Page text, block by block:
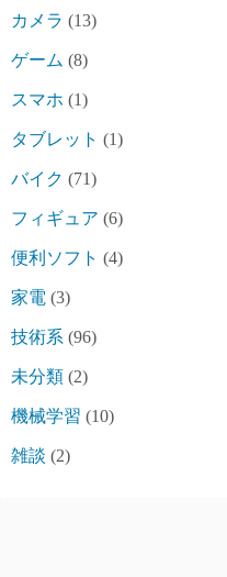
カメラ (13)
ゲーム (8)
スマホ (1)
タブレット (1)
バイク (71)
フィギュア (6)
便利ソフト (4)
家電 (3)
技術系 (96)
未分類 (2)
機械学習 (10)
雑談 (2)